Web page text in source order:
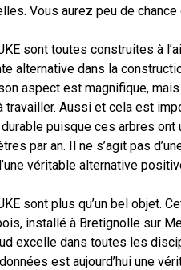
Vous aurez peu de chance
sont toutes construites à
alternative dans la
aspect est magnifique,
Aussi et cela est
puisque ces arbres ont
par an. Il ne s’agit pas
véritable alternative
sont plus qu’un bel objet.
installé à Bretignolle sur
excelle dans toutes les
est aujourd’hui une